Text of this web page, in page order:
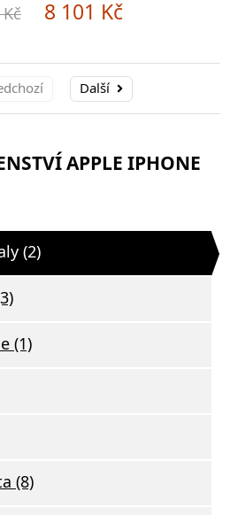
8 101 Kč
Další
APPLE IPHONE
(2)
(1)
(8)